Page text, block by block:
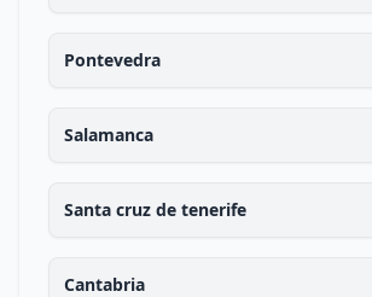
Pontevedra
Salamanca
Santa cruz de tenerife
Cantabria